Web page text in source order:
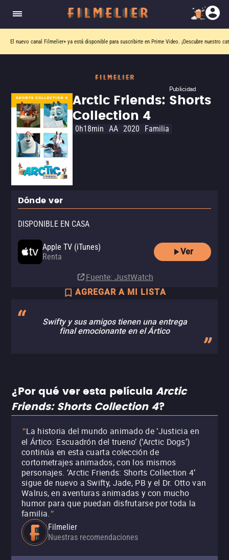
El nuevo canal Filmelier+ ya está disponible para suscribirte en Prime Video. ¡Descubre nuestro
Publicidad
Arctic Friends: Shorts
Collection 4
0h18min AA 2020 Familia
Dónde ver
DISPONIBLE EN CASA
Apple TV (iTunes)
Renta
Ver
Fuente: JustWatch
AGREGAR A MI LISTA
Swifty y sus amigos tienen una entrega
final emocionante en el Ártico
¿Por qué ver esta película Arctic
Friends: Shorts Collection 4?
"La historia del mundo animado de ‘Justicia en
el Ártico: Escuadrón del trueno’ (‘Arctic Dogs’)
continúa en esta cuarta colección de
cortometrajes animados, con los mismos
personajes. ‘Arctic Friends: Shorts Collection 4’
sigue de nuevo a Swifty, Jade, PB y el Dr. Otto van
Walrus, en aventuras animadas y con mucho
humor para que puedan disfrutarse por toda la
familia."
Filmelier
Nuestras recomendaciones